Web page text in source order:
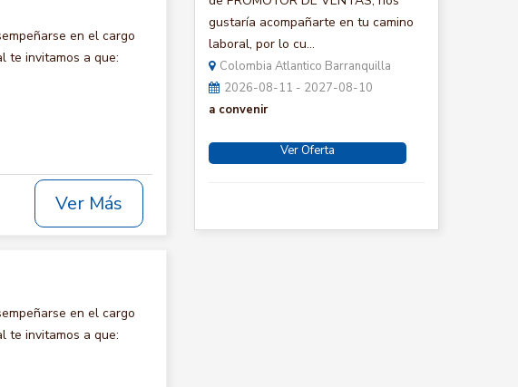
en el cargo
te invitamos a que:
Ver Más
en el cargo
te invitamos a que:
gustaría acompañarte en tu camino
laboral, por lo cu...
Colombia Atlantico Barranquilla
2026-08-11 - 2027-08-10
a convenir
Ver Oferta